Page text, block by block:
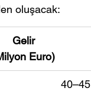
oluşacak:
Gelir
Euro)
40–45